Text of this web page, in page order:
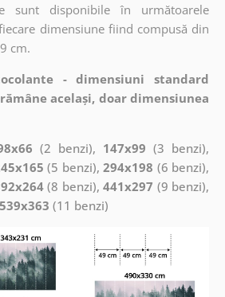
sunt disponibile în următoarele
dimensiune fiind compusă din
cm.
- dimensiuni standard
același, doar dimensiunea
(2 benzi), 147x99 (3 benzi),
(5 benzi),294x198 (6 benzi),
(8 benzi),441x297 (9 benzi),
539x363 (11 benzi)